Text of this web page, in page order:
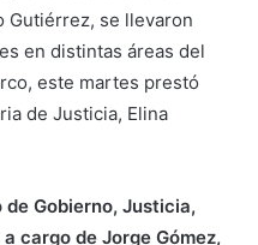
Gutiérrez, se llevaron
en distintas áreas del
este martes prestó
de Justicia, Elina
Gobierno, Justicia,
cargo de Jorge Gómez,